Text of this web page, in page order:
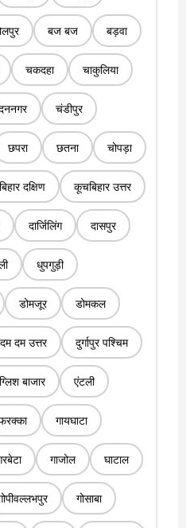
बज बज बड़वा
चकदहा चाकुलिया
चंडीपुर
छपरा छतना चोपड़ा
दक्षिण कूचबिहार उत्तर
दार्जिलिंग दासपुर
धुपगुड़ी
डोमजूर डोमकल
दम दम उत्तर दुर्गापुर पश्चिम
बाजार एंटली
गायघाटा
गाजोल घाटाल
गोसाबा